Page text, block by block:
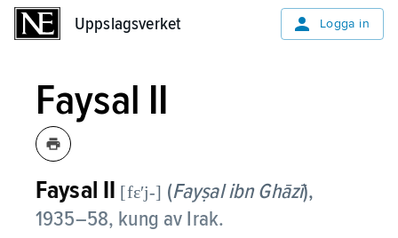
Uppslagsverket Logga in
Faysal II
Faysal II [fɛʹj-] (Fayṣal ibn Ghāzī),
1935–58, kung av Irak.